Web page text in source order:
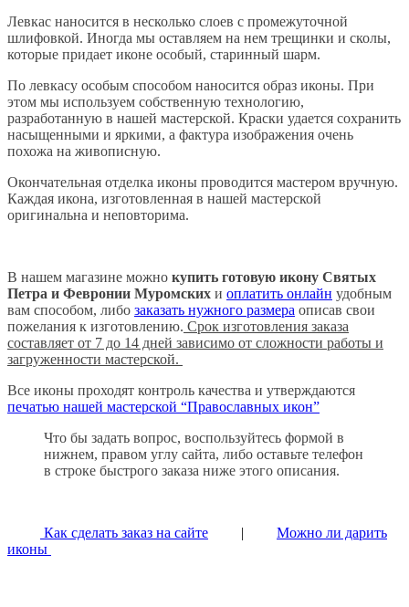
Левкас наносится в несколько слоев с промежуточной
шлифовкой. Иногда мы оставляем на нем трещинки и сколы,
которые придает иконе особый, старинный шарм.
По левкасу особым способом наносится образ иконы. При
этом мы используем собственную технологию,
разработанную в нашей мастерской. Краски удается сохранить
насыщенными и яркими, а фактура изображения очень
похожа на живописную.
Окончательная отделка иконы проводится мастером вручную.
Каждая икона, изготовленная в нашей мастерской
оригинальна и неповторима.
В нашем магазине можно купить готовую икону Святых
Петра и Февронии Муромских и оплатить онлайн удобным
вам способом, либо заказать нужного размера описав свои
пожелания к изготовлению. Срок изготовления заказа
составляет от 7 до 14 дней зависимо от сложности работы и
загруженности мастерской.
Все иконы проходят контроль качества и утверждаются
печатью нашей мастерской “Православных икон”
Что бы задать вопрос, воспользуйтесь формой в
нижнем, правом углу сайта, либо оставьте телефон
в строке быстрого заказа ниже этого описания.
Как сделать заказ на сайте | Можно ли дарить
иконы